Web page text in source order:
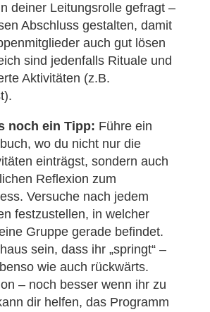
deiner Leitungsrolle gefragt –
Abschluss gestalten, damit
auch gut lösen
sind jedenfalls Rituale und
Aktivitäten (z.B.
noch ein Tipp: Führe ein
wo du nicht nur die
einträgst, sondern auch
Reflexion zum
Versuche nach jedem
festzustellen, in welcher
Gruppe gerade befindet.
sein, dass ihr „springt“ –
wie auch rückwärts.
– noch besser wenn ihr zu
dir helfen, das Programm